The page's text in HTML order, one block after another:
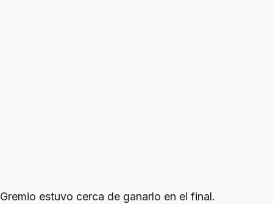
Gremio estuvo cerca de ganarlo en el final.